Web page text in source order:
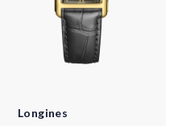
Longines